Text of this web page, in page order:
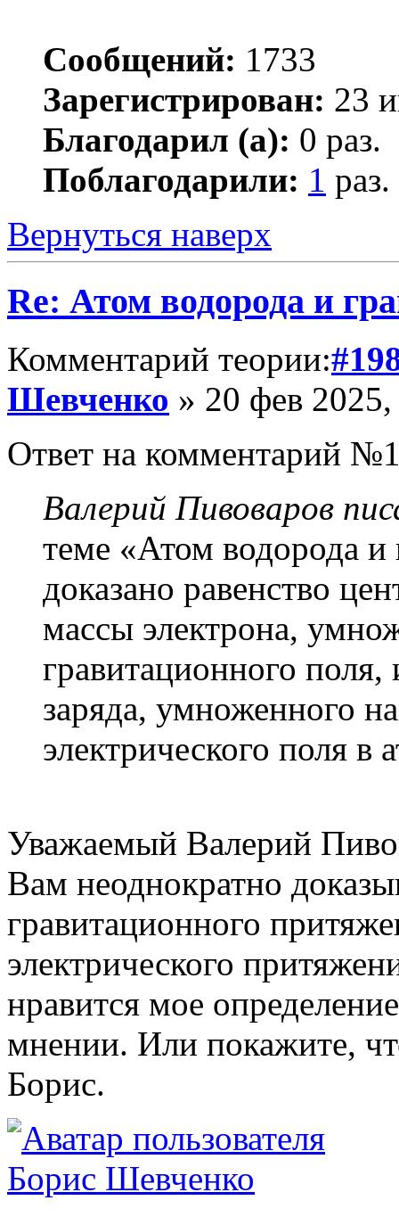
Сообщений: 1733
Зарегистрирован: 23
Благодарил (а): 0 раз.
Поблагодарили: 1 раз.
Вернуться наверх
Re: Атом водорода и
Комментарий теории:
Шевченко » 20 фев
Ответ на комментарий
Валерий Пивоваров
теме «Атом водорода и
доказано равенство
массы электрона,
гравитационного поля,
заряда, умноженного
электрического поля в
Уважаемый Валерий
Вам неоднократно
гравитационного
электрического
нравится мое
мнении. Или покажите,
Борис.
Борис Шевченко